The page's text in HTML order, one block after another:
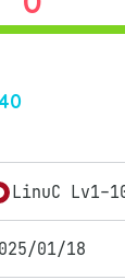
LinuC Lv1-
01/18